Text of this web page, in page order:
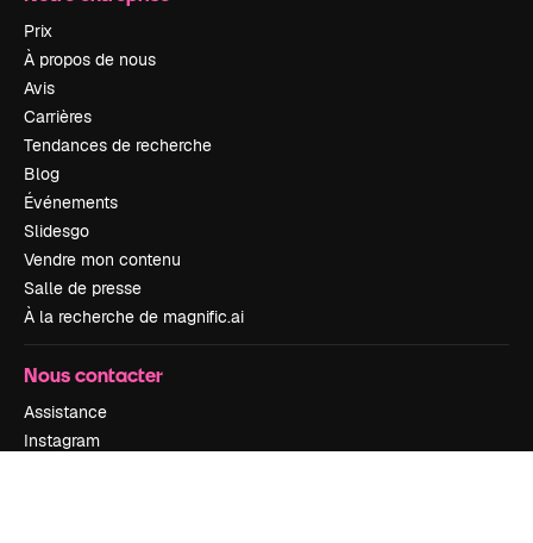
Prix
À propos de nous
Avis
Carrières
Tendances de recherche
Blog
Événements
Slidesgo
Vendre mon contenu
Salle de presse
À la recherche de magnific.ai
Nous contacter
Assistance
Instagram